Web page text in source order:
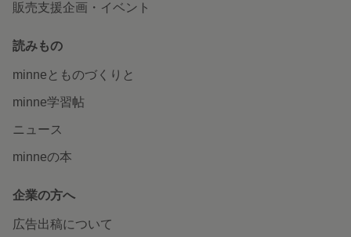
販売支援企画・イベント
読みもの
minneとものづくりと
minne学習帖
ニュース
minneの本
企業の方へ
広告出稿について